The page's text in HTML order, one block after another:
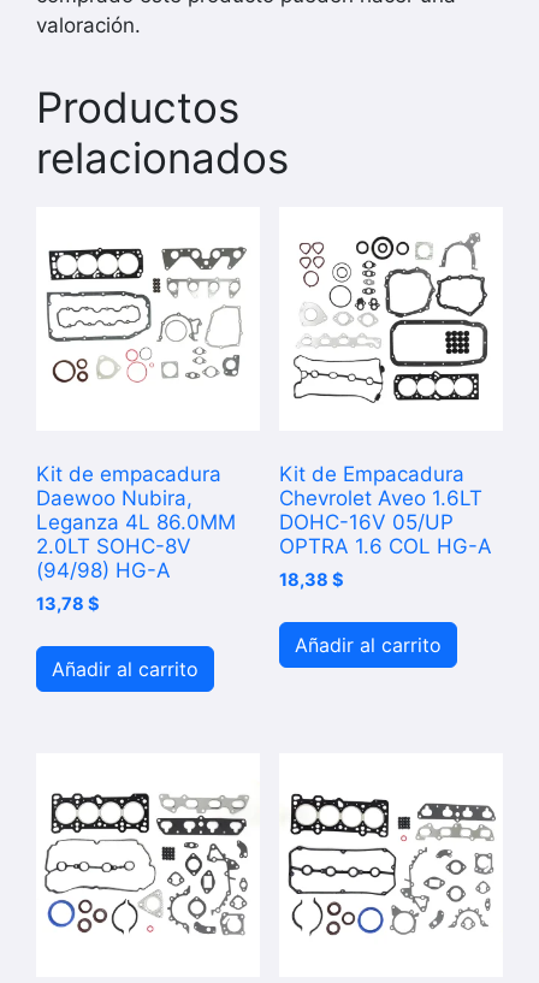
valoración.
Productos
relacionados
Kit de empacadura
Daewoo Nubira,
Leganza 4L 86.0MM
2.0LT SOHC-8V
(94/98) HG-A
13,78 $
Añadir al carrito
Kit de Empacadura
Chevrolet Aveo 1.6LT
DOHC-16V 05/UP
OPTRA 1.6 COL HG-A
18,38 $
Añadir al carrito